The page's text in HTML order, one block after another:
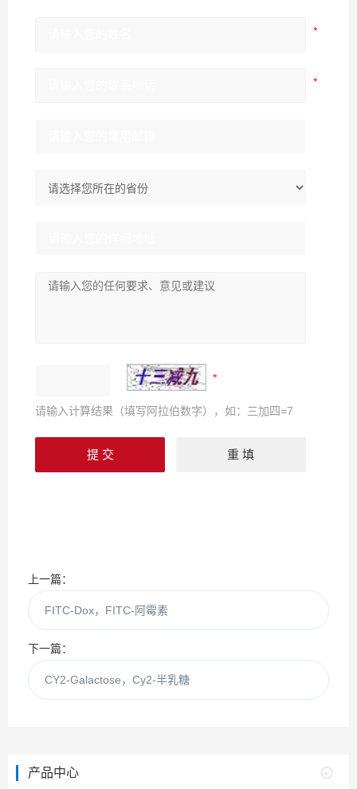
请输入计算结果（填写阿拉伯数字），如：三加四=7
上一篇：
FITC-Dox，FITC-阿霉素
下一篇：
CY2-Galactose，Cy2-半乳糖
产品中心